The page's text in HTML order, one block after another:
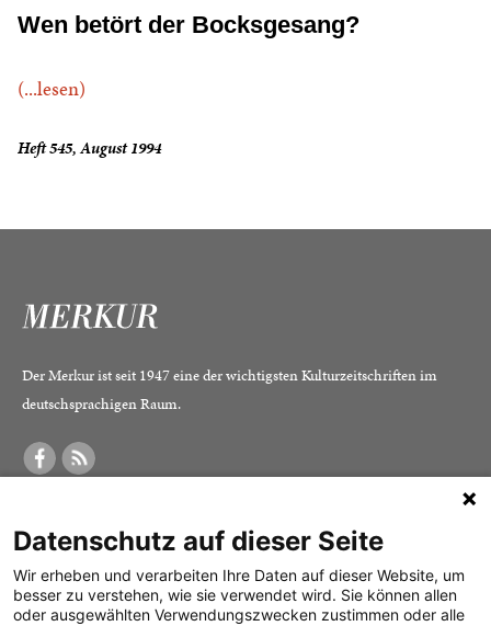
Wen betört der Bocksgesang?
(...lesen)
Heft 545, August 1994
Der Merkur ist seit 1947 eine der wichtigsten Kulturzeitschriften im
deutschsprachigen Raum.
Was ist der Merkur?
Herausgeber /
Redaktion
Alle Abos im Überblick
Print-Abo
Digital-Abo
Impressum
Datenschutz
Mediadaten
Datenschutz auf dieser Seite
Wir erheben und verarbeiten Ihre Daten auf dieser Website, um
besser zu verstehen, wie sie verwendet wird. Sie können allen
oder ausgewählten Verwendungszwecken zustimmen oder alle